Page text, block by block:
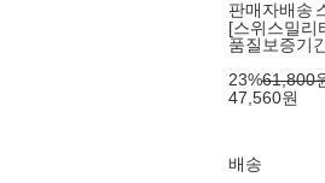
판매자배송
[스위스밀리
품질보증기
23%61,800
47,560원
배송